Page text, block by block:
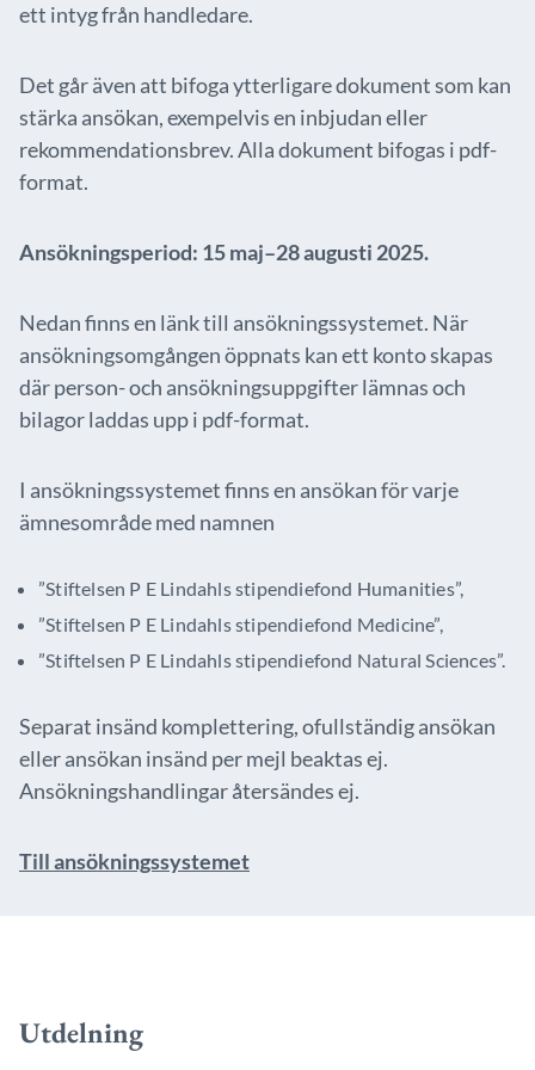
ett intyg från handledare.
Det går även att bifoga ytterligare dokument som kan
stärka ansökan, exempelvis en inbjudan eller
rekommendationsbrev. Alla dokument bifogas i pdf-
format.
Ansökningsperiod: 15maj–28augusti 2025.
Nedan finns en länk till ansökningssystemet. När
ansökningsomgången öppnats kan ett konto skapas
där person- och ansökningsuppgifter lämnas och
bilagor laddas upp i pdf-format.
I ansökningssystemet finns en ansökan för varje
ämnesområde med namnen
”Stiftelsen P E Lindahls stipendiefond Humanities”,
”Stiftelsen P E Lindahls stipendiefond Medicine”,
”Stiftelsen P E Lindahls stipendiefond Natural Sciences”.
Separat insänd komplettering, ofullständig ansökan
eller ansökan insänd per mejl beaktas ej.
Ansökningshandlingar återsändes ej.
Till ansökningssystemet
Utdelning